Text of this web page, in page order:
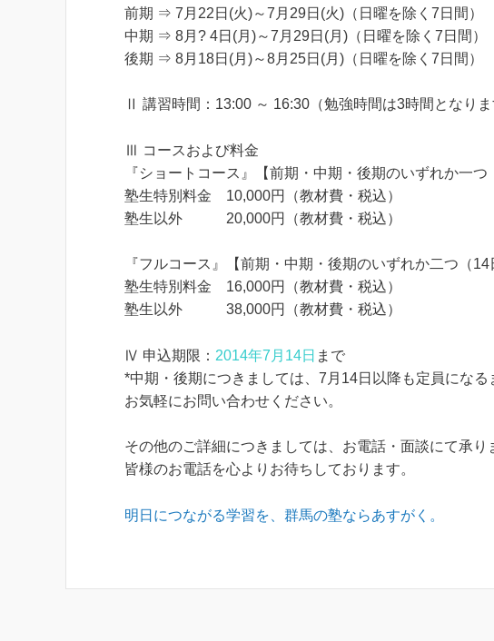
前期 ⇒ 7月22日(火)～7月29日(火)（日曜を除く7日間）
中期 ⇒ 8月? 4日(月)～7月29日(月)（日曜を除く7日間）
後期 ⇒ 8月18日(月)～8月25日(月)（日曜を除く7日間）
Ⅱ 講習時間：13:00 ～ 16:30（勉強時間は3時間となりま
Ⅲ コースおよび料金
『ショートコース』【前期・中期・後期のいずれか一つ
塾生特別料金 10,000円（教材費・税込）
塾生以外 20,000円（教材費・税込）
『フルコース』【前期・中期・後期のいずれか二つ（14
塾生特別料金 16,000円（教材費・税込）
塾生以外 38,000円（教材費・税込）
Ⅳ 申込期限： 2014年7月14日 まで
*中期・後期につきましては、7月14日以降も定員になる
お気軽にお問い合わせください。
その他のご詳細につきましては、お電話・面談にて承り
皆様のお電話を心よりお待ちしております。
明日につながる学習を、群馬の塾ならあすがく。